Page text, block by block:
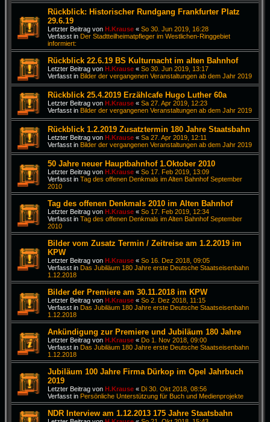
Rückblick: Historischer Rundgang Frankfurter Platz
29.6.19
Letzter Beitrag von H.Krause « So 30. Jun 2019, 16:28
Verfasst in Der Stadtteilheimatpfleger im Westlichen-Ringgebiet
informiert:
Rückblick 22.6.19 BS Kulturnacht im alten Bahnhof
Letzter Beitrag von H.Krause « So 30. Jun 2019, 13:17
Verfasst in Bilder der vergangenen Veranstaltungen ab dem Jahr 2019
Rückblick 25.4.2019 Erzählcafe Hugo Luther 60a
Letzter Beitrag von H.Krause « Sa 27. Apr 2019, 12:23
Verfasst in Bilder der vergangenen Veranstaltungen ab dem Jahr 2019
Rückblick 1.2.2019 Zusatztermin 180 Jahre Staatsbahn
Letzter Beitrag von H.Krause « Sa 27. Apr 2019, 12:11
Verfasst in Bilder der vergangenen Veranstaltungen ab dem Jahr 2019
50 Jahre neuer Hauptbahnhof 1.Oktober 2010
Letzter Beitrag von H.Krause « So 17. Feb 2019, 13:09
Verfasst in Tag des offenen Denkmals im Alten Bahnhof September
2010
Tag des offenen Denkmals 2010 im Alten Bahnhof
Letzter Beitrag von H.Krause « So 17. Feb 2019, 12:34
Verfasst in Tag des offenen Denkmals im Alten Bahnhof September
2010
Bilder vom Zusatz Termin / Zeitreise am 1.2.2019 im
KPW
Letzter Beitrag von H.Krause « So 16. Dez 2018, 09:05
Verfasst in Das Jubiläum 180 Jahre erste Deutsche Staatseisenbahn
1.12.2018
Bilder der Premiere am 30.11.2018 im KPW
Letzter Beitrag von H.Krause « So 2. Dez 2018, 11:15
Verfasst in Das Jubiläum 180 Jahre erste Deutsche Staatseisenbahn
1.12.2018
Ankündigung zur Premiere und Jubiläum 180 Jahre
Letzter Beitrag von H.Krause « Do 1. Nov 2018, 09:00
Verfasst in Das Jubiläum 180 Jahre erste Deutsche Staatseisenbahn
1.12.2018
Jubiläum 100 Jahre Firma Dürkop im Opel Jahrbuch
2019
Letzter Beitrag von H.Krause « Di 30. Okt 2018, 08:56
Verfasst in Persönliche Unterstützung für Buch und Medienprojekte
NDR Interview am 1.12.2013 175 Jahre Staatsbahn